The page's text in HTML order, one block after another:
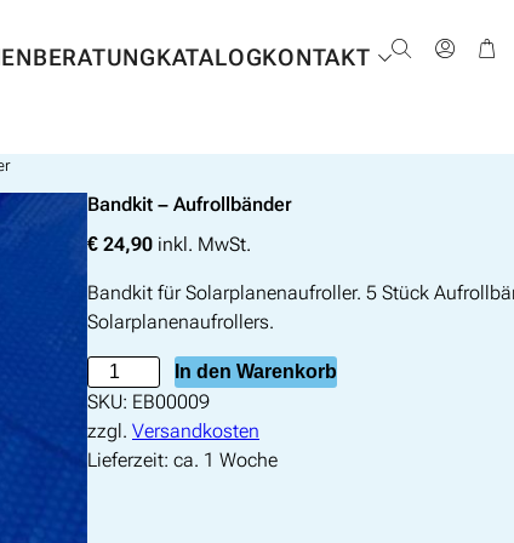
BERATUNGKATALOGKONTAKT
Bandkit – Aufrollbänder
€ 24,90 inkl. MwSt.
Bandkit für Solarplanenaufroller. 5 Stück
Solarplanenaufrollers.
a
n
d
In den Warenkorb
SKU: EB00009
zzgl. Versandkosten
Lieferzeit: ca. 1 Woche